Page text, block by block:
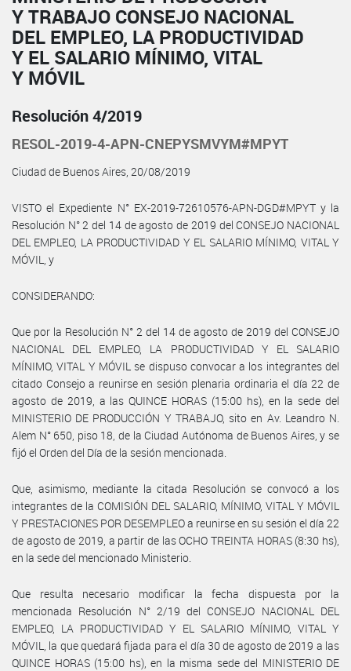
Y TRABAJO CONSEJO NACIONAL
DEL EMPLEO, LA PRODUCTIVIDAD
Y EL SALARIO MÍNIMO, VITAL
Y MÓVIL
Resolución 4/2019
RESOL-2019-4-APN-CNEPYSMVYM#MPYT
Ciudad de Buenos Aires, 20/08/2019
VISTO el Expediente N° EX-2019-72610576-APN-DGD#MPYT y la
Resolución N° 2 del 14 de agosto de 2019 del CONSEJO NACIONAL
DEL EMPLEO, LA PRODUCTIVIDAD Y EL SALARIO MÍNIMO, VITAL Y
MÓVIL, y
CONSIDERANDO:
Que por la Resolución N° 2 del 14 de agosto de 2019 del CONSEJO
NACIONAL DEL EMPLEO, LA PRODUCTIVIDAD Y EL SALARIO
MÍNIMO, VITAL Y MÓVIL se dispuso convocar a los integrantes del
citado Consejo a reunirse en sesión plenaria ordinaria el día 22 de
agosto de 2019, a las QUINCE HORAS (15:00 hs), en la sede del
MINISTERIO DE PRODUCCIÓN Y TRABAJO, sito en Av. Leandro N.
Alem N° 650, piso 18, de la Ciudad Autónoma de Buenos Aires, y se
fijó el Orden del Día de la sesión mencionada.
Que, asimismo, mediante la citada Resolución se convocó a los
integrantes de la COMISIÓN DEL SALARIO, MÍNIMO, VITAL Y MÓVIL
Y PRESTACIONES POR DESEMPLEO a reunirse en su sesión el día 22
de agosto de 2019, a partir de las OCHO TREINTA HORAS (8:30 hs),
en la sede del mencionado Ministerio.
Que resulta necesario modificar la fecha dispuesta por la
mencionada Resolución N° 2/19 del CONSEJO NACIONAL DEL
EMPLEO, LA PRODUCTIVIDAD Y EL SALARIO MÍNIMO, VITAL Y
MÓVIL, la que quedará fijada para el día 30 de agosto de 2019 a las
QUINCE HORAS (15:00 hs), en la misma sede del MINISTERIO DE